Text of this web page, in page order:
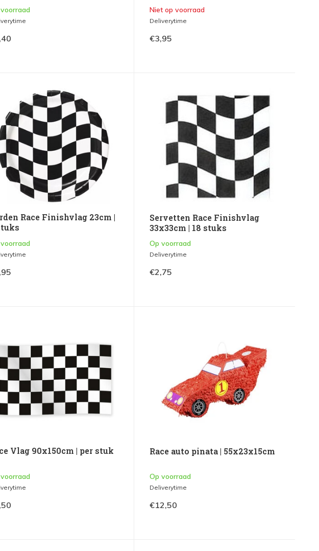
Niet op voorraad
Deliverytime
€3,95
Race Finishvlag 23cm |
Servetten Race Finishvlag
33x33cm | 18 stuks
Op voorraad
Deliverytime
€2,75
Vlag 90x150cm | per stuk Race auto pinata | 55x23x15cm
Op voorraad
Deliverytime
€12,50